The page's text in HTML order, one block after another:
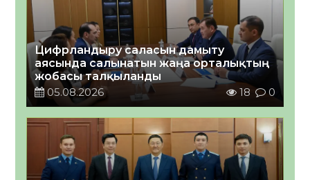
Цифрландыру саласын дамыту
аясында салынатын жаңа орталықтың
жобасы талқыланды
05.08.2026
18 0